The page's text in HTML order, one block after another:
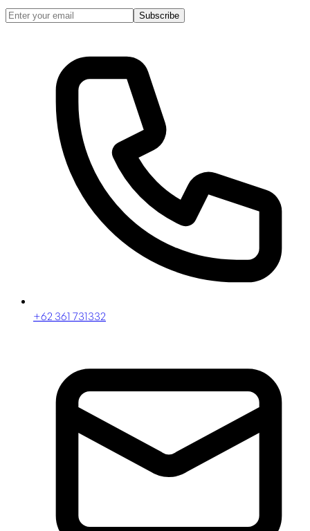
Subscribe
+62 361 731332